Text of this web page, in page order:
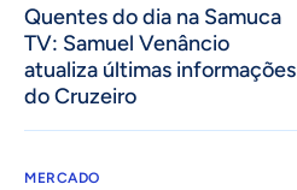
Quentes do dia na Samuca
TV: Samuel Venâncio
atualiza últimas informações
do Cruzeiro
MERCADO